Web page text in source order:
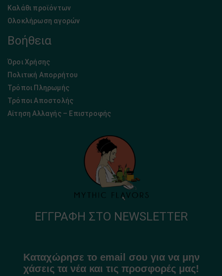
Καλάθι προϊόντων
Ολοκλήρωση αγορών
Βοήθεια
Όροι Χρήσης
Πολιτική Απορρήτου
Τρόποι Πληρωμής
Τρόποι Αποστολής
Αίτηση Αλλαγής – Επιστροφής
ΕΓΓΡΑΦΉ ΣΤΟ NEWSLETTER
Καταχώρησε το email σου για να μην
χάσεις τα νέα και τις προσφορές μας!